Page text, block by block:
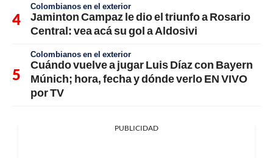
Colombianos en el exterior
Jaminton Campaz le dio el triunfo a Rosario
Central: vea acá su gol a Aldosivi
Colombianos en el exterior
Cuándo vuelve a jugar Luis Díaz con Bayern
Múnich; hora, fecha y dónde verlo EN VIVO
por TV
PUBLICIDAD